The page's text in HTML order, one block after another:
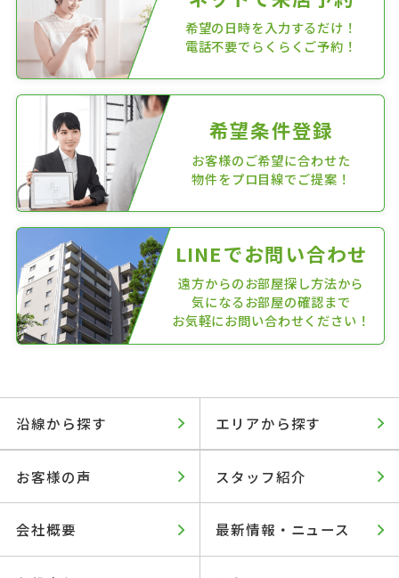
希望の日時を入力するだけ！
電話不要でらくらくご予約！
希望条件登録
お客様のご希望に合わせた
物件をプロ目線でご提案！
LINEでお問い合わせ
遠方からのお部屋探し方法から
気になるお部屋の確認まで
お気軽にお問い合わせください！
沿線から探す エリアから探す
お客様の声 スタッフ紹介
会社概要 最新情報・ニュース